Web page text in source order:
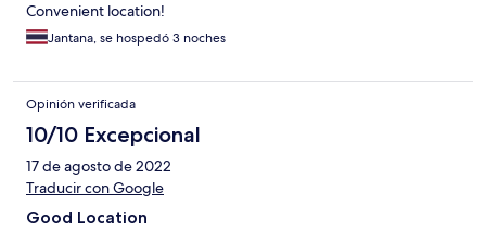
Convenient location!
Jantana, se hospedó 3 noches
Opinión verificada
10/10 Excepcional
17 de agosto de 2022
Traducir con Google
Good Location